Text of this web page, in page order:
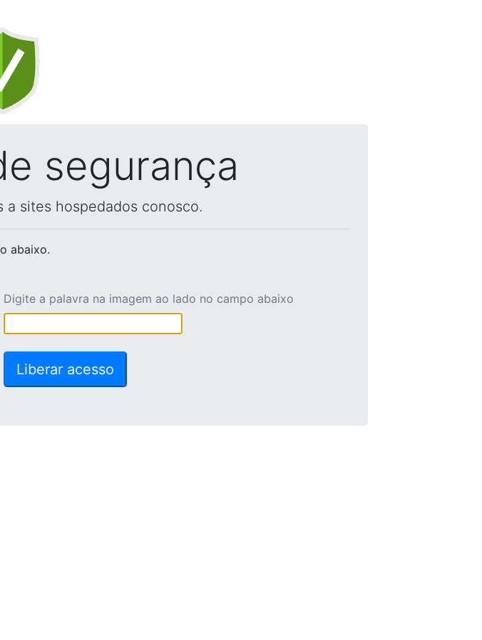
segurança
sites hospedados conosco.
abaixo.
Digite a palavra na imagem ao lado no campo abaixo